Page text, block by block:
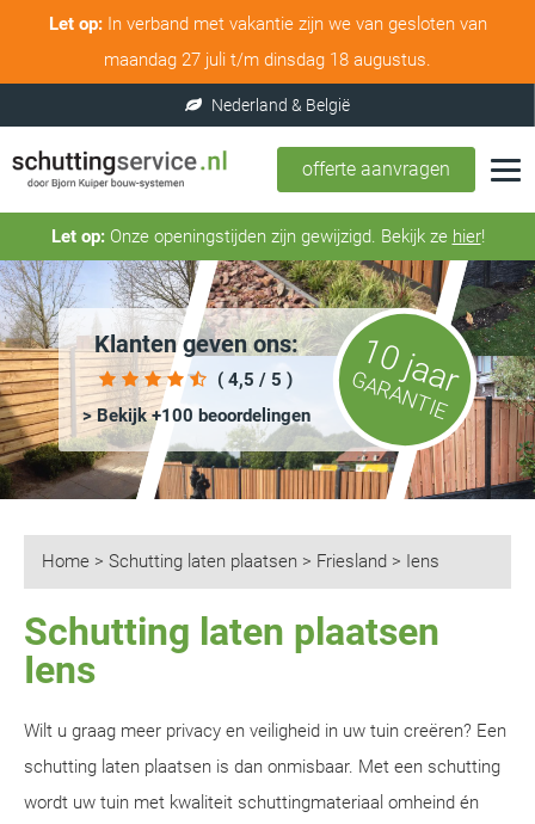
Let op:In verband met vakantie zijn we van gesloten van
maandag 27 juli t/m dinsdag 18 augustus.
offerte aanvragen
Let op:Onze openingstijden zijn gewijzigd. Bekijk ze hier!
Klanten geven ons:
( 4,5 / 5 )
> Bekijk +100 beoordelingen
10 jaar
GARANTIE
Home > Schutting laten plaatsen > Friesland > Iens
Schutting laten plaatsen
Iens
Wilt u graag meer privacy en veiligheid in uw tuin creëren? Een
schutting laten plaatsen is dan onmisbaar. Met een schutting
wordt uw tuin met kwaliteit schuttingmateriaal omheind én